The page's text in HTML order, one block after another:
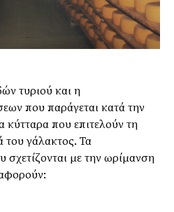
τυριού και η
που παράγεται κατά την
κύτταρα που επιτελούν τη
του γάλακτος. Τα
σχετίζονται με την ωρίμανση